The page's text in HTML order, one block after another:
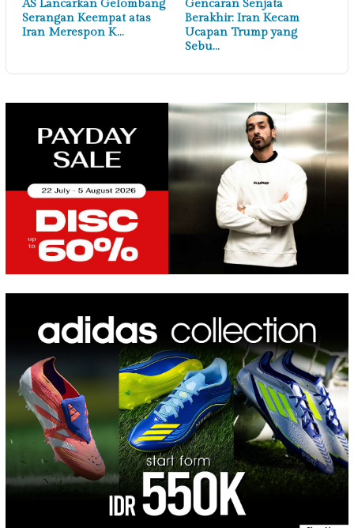
AS Lancarkan Gelombang
Serangan Keempat atas
Iran Merespon K…
Gencaran Senjata
Berakhir: Iran Kecam
Ucapan Trump yang
Sebu…